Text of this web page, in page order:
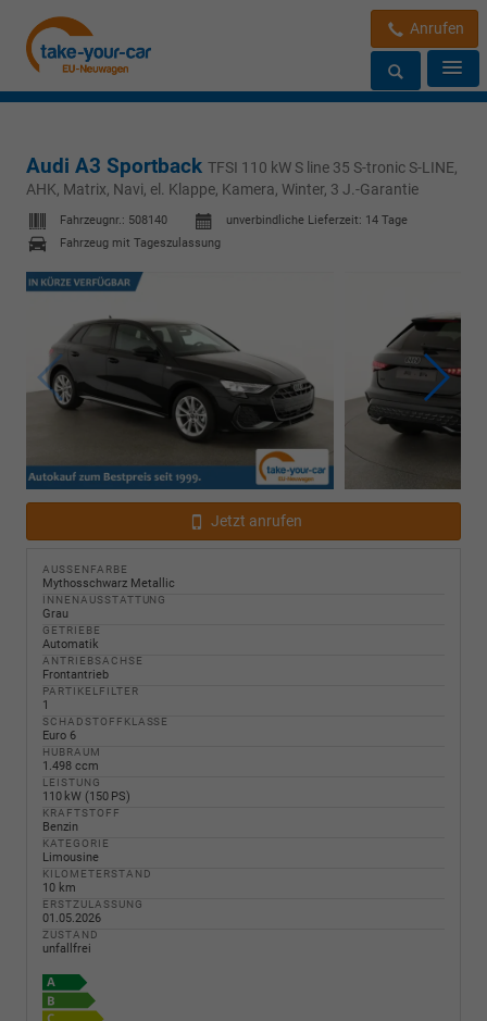
Anrufen
Audi A3 Sportback TFSI 110 kW S line 35 S-tronic S-LINE,
AHK, Matrix, Navi, el. Klappe, Kamera, Winter, 3 J.-Garantie
Fahrzeugnr.: 508140 unverbindliche Lieferzeit: 14 Tage
Fahrzeug mit Tageszulassung
Jetzt anrufen
AUSSENFARBE
Mythosschwarz Metallic
INNENAUSSTATTUNG
Grau
GETRIEBE
Automatik
ANTRIEBSACHSE
Frontantrieb
PARTIKELFILTER
1
SCHADSTOFFKLASSE
Euro 6
HUBRAUM
1.498 ccm
LEISTUNG
110 kW (150 PS)
KRAFTSTOFF
Benzin
KATEGORIE
Limousine
KILOMETERSTAND
10 km
ERSTZULASSUNG
01.05.2026
ZUSTAND
unfallfrei